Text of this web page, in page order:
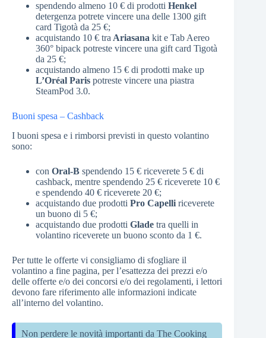
spendendo almeno 10 € di prodotti Henkel
detergenza potrete vincere una delle 1300 gift
card Tigotà da 25 €;
acquistando 10 € tra Ariasana kit e Tab Aereo
360° bipack potreste vincere una gift card Tigotà
da 25 €;
acquistando almeno 15 € di prodotti make up
L’Oréal Paris potreste vincere una piastra
SteamPod 3.0.
Buoni spesa – Cashback
I buoni spesa e i rimborsi previsti in questo volantino
sono:
con Oral-B spendendo 15 € riceverete 5 € di
cashback, mentre spendendo 25 € riceverete 10 €
e spendendo 40 € riceverete 20 €;
acquistando due prodotti Pro Capelli riceverete
un buono di 5 €;
acquistando due prodotti Glade tra quelli in
volantino riceverete un buono sconto da 1 €.
Per tutte le offerte vi consigliamo di sfogliare il
volantino a fine pagina, per l’esattezza dei prezzi e/o
delle offerte e/o dei concorsi e/o dei regolamenti, i lettori
devono fare riferimento alle informazioni indicate
all’interno del volantino.
Non perdere le novità importanti da The Cooking